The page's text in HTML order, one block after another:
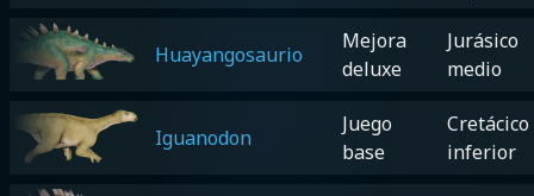
Huayangosaurio
Mejora
deluxe
Jurásico
medio
Iguanodon
Juego
base
Cretácico
inferior